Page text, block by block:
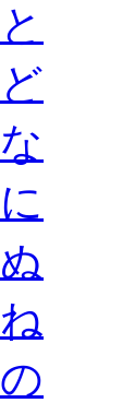
と
ど
な
に
ぬ
ね
の